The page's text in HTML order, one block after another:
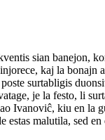
sian banejon,
kaj la bonajn
surtabligis
je la festo, li
Ivanoviĉ, kiu en la
estas malutila, sed